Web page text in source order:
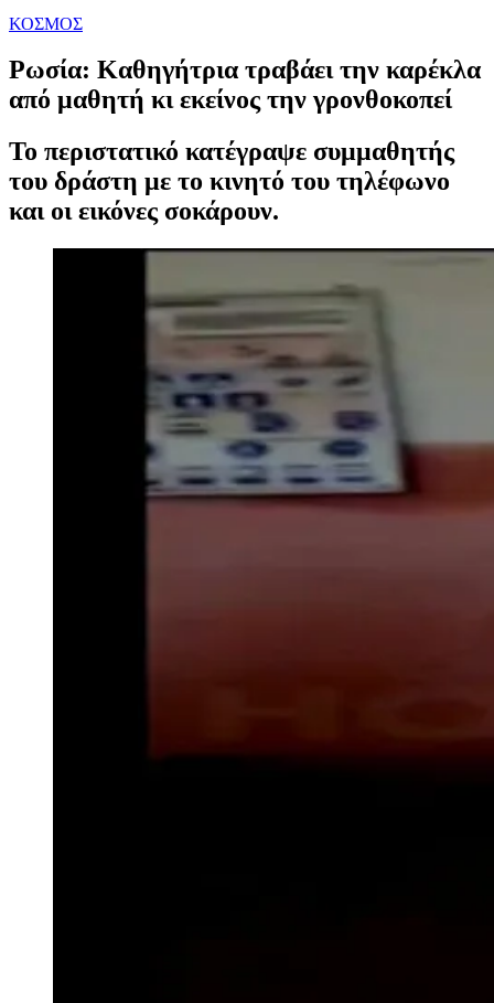
ΚΟΣΜΟΣ
Ρωσία: Καθηγήτρια τραβάει την καρέκλα
από μαθητή κι εκείνος την γρονθοκοπεί
Το περιστατικό κατέγραψε συμμαθητής
του δράστη με το κινητό του τηλέφωνο
και οι εικόνες σοκάρουν.